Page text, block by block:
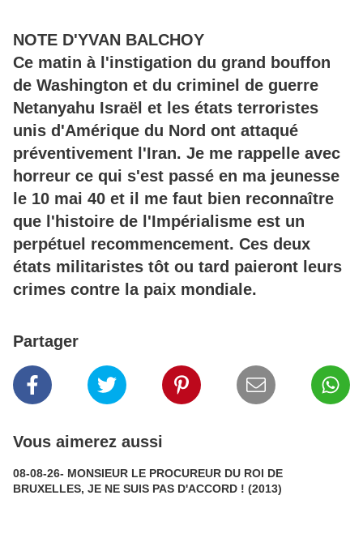
NOTE D'YVAN BALCHOY
Ce matin à l'instigation du grand bouffon
de Washington et du criminel de guerre
Netanyahu Israël et les états terroristes
unis d'Amérique du Nord ont attaqué
préventivement l'Iran. Je me rappelle avec
horreur ce qui s'est passé en ma jeunesse
le 10 mai 40 et il me faut bien reconnaître
que l'histoire de l'Impérialisme est un
perpétuel recommencement. Ces deux
états militaristes tôt ou tard paieront leurs
crimes contre la paix mondiale.
Partager
Vous aimerez aussi
08-08-26- MONSIEUR LE PROCUREUR DU ROI DE
BRUXELLES, JE NE SUIS PAS D'ACCORD ! (2013)